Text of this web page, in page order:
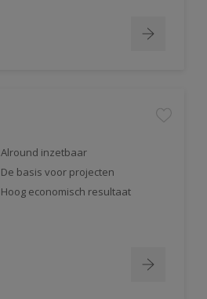
Alround inzetbaar
De basis voor projecten
Hoog economisch resultaat